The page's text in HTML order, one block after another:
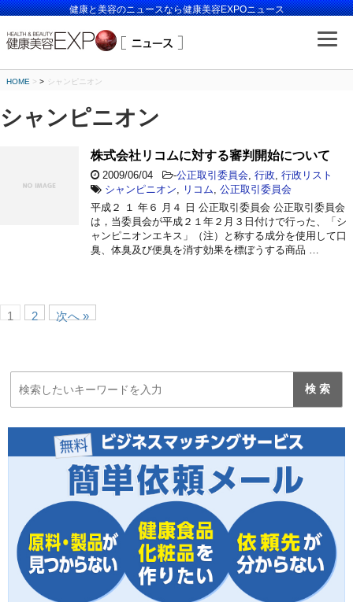
健康と美容のニュースなら健康美容EXPOニュース
HOME > シャンピニオン
シャンピニオン
株式会社リコムに対する審判開始について
2009/06/04 -公正取引委員会 行政 行政リスト
シャンピニオン
リコム 公正取引委員会
平成２ １ 年６ 月４ 日 公正取引委員会 公正取引委員会
は，当委員会が平成２１年２月３日付けで行った、「シ
ャンピニオンエキス」（注）と称する成分を使用して口
臭、体臭及び便臭を消す効果を標ぼうする商品 …
1 2 次へ »